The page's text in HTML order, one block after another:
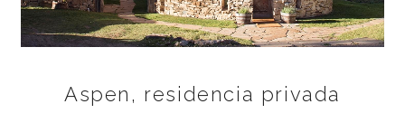
Aspen, residencia privada